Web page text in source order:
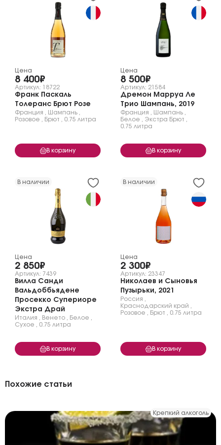
Цена
8 400₽
Артикул: 18722
Франк Паскаль
Толеранс Брют Розе
Франция Шампань
Розовое
Брют 0.75 литра
В корзину
Цена
8 500₽
Артикул: 21584
Дремон Марруа Ле
Трио Шампань, 2019
Франция Шампань
Белое
Экстра Брют
0.75 литра
В корзину
В наличии
Цена
2 850₽
Артикул: 7439
Вилла Санди
Вальдоббьядене
Просекко Супериоре
Экстра Драй
Италия Венето Белое
Сухое
0.75 литра
В корзину
В наличии
Цена
2 300₽
Артикул: 23347
Николаев и Сыновья
Пузырьки, 2021
Россия
Краснодарский край
Розовое
Брют 0.75 литра
В корзину
Похожие статьи
Крепкий алкоголь